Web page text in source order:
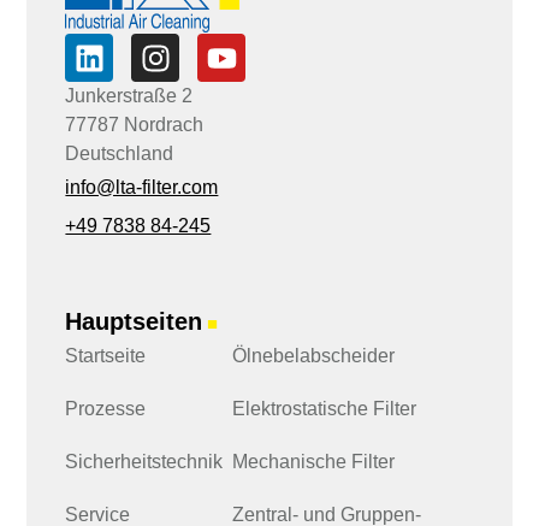
i
Junkerstraße 2
77787 Nordrach
Deutschland
info@lta-filter.com
+49 7838 84-245
Hauptseiten ■
Startseite
Prozesse
Sicherheits­technik
Service
Ölnebelabscheider
Elektrostatische Filter
Mechanische Filter
Zentral- und Gruppen­